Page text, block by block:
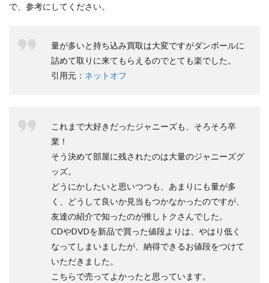
で、参考にしてください。
量が多いと持ち込み買取は大変ですがダンボールに
詰めて取りに来てもらえるのでとても楽でした。
引用元： ネットオフ
これまで大好きだったジャニーズも、そろそろ卒
業！
そう決めて部屋に残されたのは大量のジャニーズグ
ッズ。
どうにかしたいと思いつつも、あまりにも量が多
く、どうして良いか見当もつかなかったのですが、
友達の紹介で知ったのが推しトクさんでした。
CDやDVDを新品で買った値段よりは、やはり低く
なってしまいましたが、納得できるお値段をつけて
いただきました。
こちらで売ってよかったと思っています。